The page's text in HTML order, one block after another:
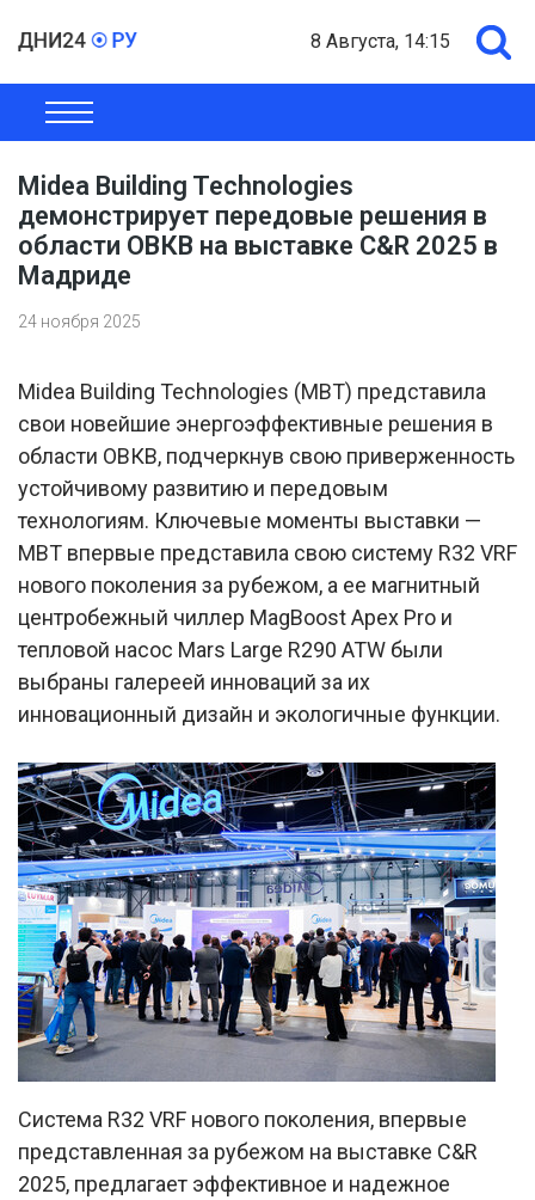
8 Августа, 14:15
ОБЩЕСТВО
Midea Building Technologies
демонстрирует передовые решения в
области ОВКВ на выставке C&R 2025 в
Мадриде
24 ноября 2025
Midea Building Technologies (MBT) представила
свои новейшие энергоэффективные решения в
области ОВКВ, подчеркнув свою приверженность
устойчивому развитию и передовым
технологиям. Ключевые моменты выставки —
MBT впервые представила свою систему R32 VRF
нового поколения за рубежом, а ее магнитный
центробежный чиллер MagBoost Apex Pro и
тепловой насос Mars Large R290 ATW были
выбраны галереей инноваций за их
инновационный дизайн и экологичные функции.
Система R32 VRF нового поколения, впервые
представленная за рубежом на выставке C&R
2025, предлагает эффективное и надежное